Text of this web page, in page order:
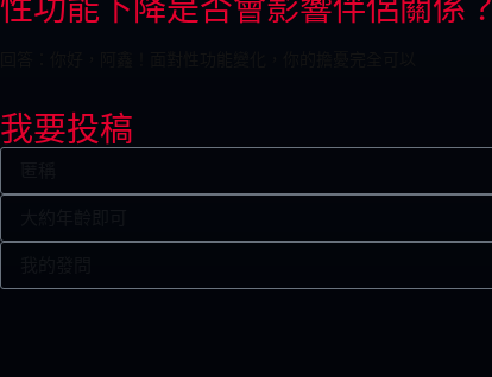
性功能下降是否會影響伴侶關係？
我要投稿